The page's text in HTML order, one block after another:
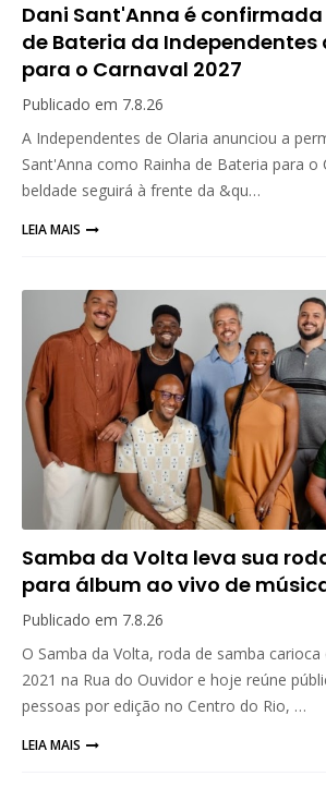
Dani Sant'Anna é
de Bateria da Independentes
para o Carnaval 2027
Publicado em 7.8.26
A Independentes de Olaria anunciou a
Sant'Anna como Rainha de Bateria para o
beldade seguirá à frente da &qu…
LEIA MAIS
Samba da Volta leva sua
para álbum ao vivo de
Publicado em 7.8.26
O Samba da Volta, roda de samba carioca
2021 na Rua do Ouvidor e hoje reúne
pessoas por edição no Centro do Rio, …
LEIA MAIS